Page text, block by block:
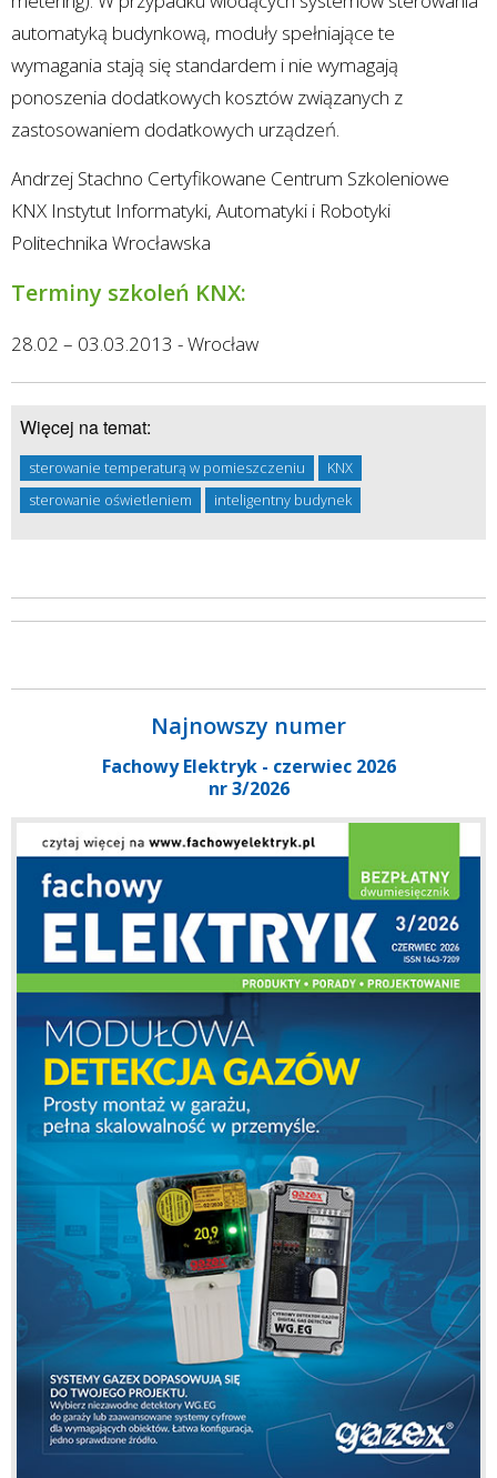
automatyką budynkową, moduły spełniające te
wymagania stają się standardem i nie wymagają
ponoszenia dodatkowych kosztów związanych z
zastosowaniem dodatkowych urządzeń.
Andrzej Stachno Certyfikowane Centrum Szkoleniowe
KNX Instytut Informatyki, Automatyki i Robotyki
Politechnika Wrocławska
Terminy szkoleń KNX:
28.02 – 03.03.2013 - Wrocław
Więcej na temat:
sterowanie temperaturą w pomieszczeniu
KNX
sterowanie oświetleniem
inteligentny budynek
Najnowszy numer
Fachowy Elektryk - czerwiec 2026
nr 3/2026